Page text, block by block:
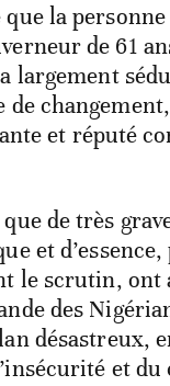
que la
de 61
largement
de
et réputé
de très
et
le scrutin, ont
des
désastreux,
et du